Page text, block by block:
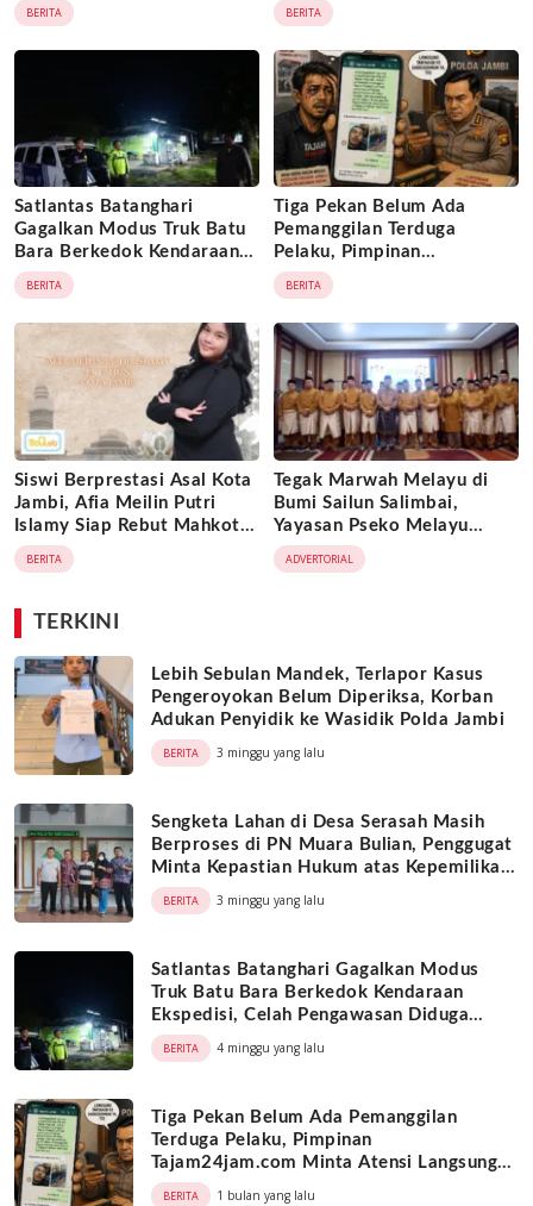
Penyidik ke Wasidik Polda
Jambi
BERITA
Hukum atas Kepemilikan
Objek Tanah
BERITA
Satlantas Batanghari
Gagalkan Modus Truk Batu
Bara Berkedok Kendaraan
Ekspedisi, Celah
Pengawasan Diduga
Dimanfaatkan Oknum
BERITA
Tiga Pekan Belum Ada
Pemanggilan Terduga
Pelaku, Pimpinan
Tajam24jam.com Minta
Atensi Langsung Kapolda
Jambi
BERITA
Siswi Berprestasi Asal Kota
Jambi, Afia Meilin Putri
Islamy Siap Rebut Mahkota
Putri Jambi 2026
BERITA
Tegak Marwah Melayu di
Bumi Sailun Salimbai,
Yayasan Pseko Melayu
Jambi Resmi Dikukuhkan:
Satukan Adat, Jaga Warisan
ADVERTORIAL
TERKINI
Lebih Sebulan Mandek, Terlapor Kasus
Pengeroyokan Belum Diperiksa, Korban
Adukan Penyidik ke Wasidik Polda Jambi
BERITA 3 minggu yang lalu
Sengketa Lahan di Desa Serasah Masih
Berproses di PN Muara Bulian, Penggugat
Minta Kepastian Hukum atas Kepemilikan
Objek Tanah
BERITA 3 minggu yang lalu
Satlantas Batanghari Gagalkan Modus
Truk Batu Bara Berkedok Kendaraan
Ekspedisi, Celah Pengawasan Diduga
Dimanfaatkan Oknum
BERITA 4 minggu yang lalu
Tiga Pekan Belum Ada Pemanggilan
Terduga Pelaku, Pimpinan
Tajam24jam.com Minta Atensi Langsung
Kapolda Jambi
BERITA 1 bulan yang lalu